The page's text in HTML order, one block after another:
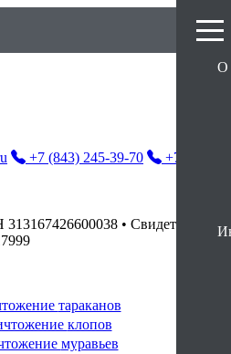
О
+7 (843) 245-39-70
+7 (927)
• Свидетельство
тараканов
клопов
муравьев